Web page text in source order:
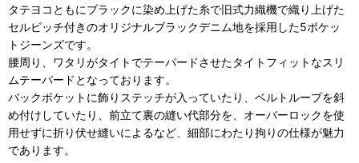
タテヨコともにブラックに染め上げた糸で旧式力織機で織り上げた
セルビッチ付きのオリジナルブラックデニム地を採用した5ポケッ
トジーンズです。
腰周り、ワタリがタイトでテーパードさせたタイトフィットなスリ
ムテーパードとなっております。
バックポケットに飾りステッチが入っていたり、ベルトループを斜
め付けしていたり、前立て裏の縫い代部分を、オーバーロックを使
用せずに折り伏せ縫いによるなど、細部にわたり拘りの仕様が魅力
であります。